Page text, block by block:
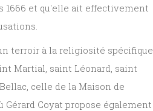
1666 et qu'elle ait effectivement
terroir à la religiosité spécifique
Martial, saint Léonard, saint
celle de la Maison de
Coyat propose également